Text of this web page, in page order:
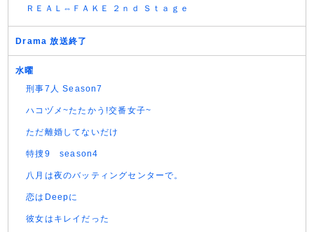
ＲＥＡＬ⇔ＦＡＫＥ ２ｎｄ Ｓｔａｇｅ
Drama 放送終了
水曜
刑事7人 Season7
ハコヅメ~たたかう!交番女子~
ただ離婚してないだけ
特捜9 season4
八月は夜のバッティングセンターで。
恋はDeepに
彼女はキレイだった